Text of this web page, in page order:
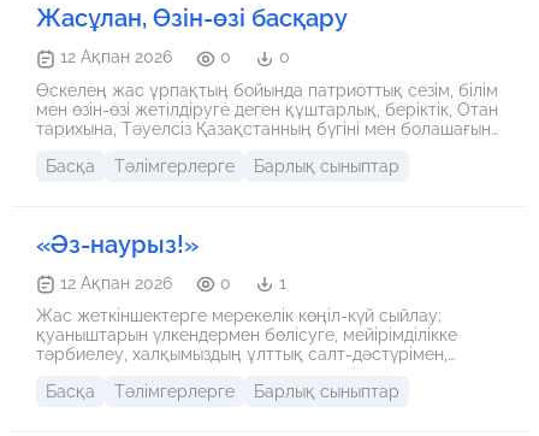
Жасұлан, Өзін-өзі басқару
12 Ақпан 2026 0
0
Өскелең жас ұрпақтың бойында патриоттық сезім, білім
мен өзін-өзі жетілдіруге деген құштарлық, беріктік, Отан
тарихына, Тәуелсіз Қазақстанның бүгіні мен болашағына
Көкбұлақ жалпы орта білім беретін мектебінде
спорт жеңімпаздары «Жас Ұлан» ұйымына
қабылданады. «Жас Ұлан» қатарына қабылдаудың
негізгі мақсаты оқушылардың қоғамдық, танымдық және
Басқа Тәлімгерлерге Барлық сыныптар
«Әз-наурыз!»
12 Ақпан 2026 0
1
Жас жеткіншектерге мерекелік көңіл-күй сыйлау;
қуаныштарын үлкендермен бөлісуге, мейірімділікке
тәрбиелеу, халқымыздың ұлттық салт-дәстүрімен,
ұлттық ойындар арқылы жас жеткіншектердің тұлғалық
Басқа Тәлімгерлерге Барлық сыныптар